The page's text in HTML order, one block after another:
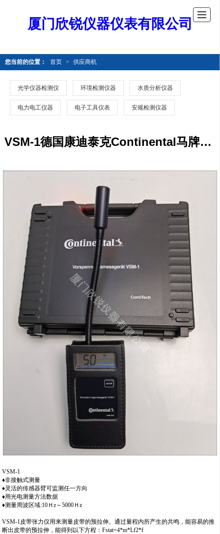
厦门欣锐仪器仪表有限公司
您当前的位置： 首页 > 供应商机
光学仪器检测仪 环境检测仪器 水质分析仪器
电力电工仪器 电子工具仪表 安规检测仪器
VSM-1德国康迪泰克Continental马牌非接触式皮带张力仪
VSM-1
♦非接触式测量
♦灵活的传感器臂可监测任一方向
♦用光电测量方法数据
♦测量周波区域:10Ｈz～5000Ｈz
VSM-1皮带张力仪用来测量皮带的预拉伸。通过量程内所产生的共鸣，能容易的推
断出皮带的预拉伸，能得到以下方程：Fstat=4*m*Lf2*f